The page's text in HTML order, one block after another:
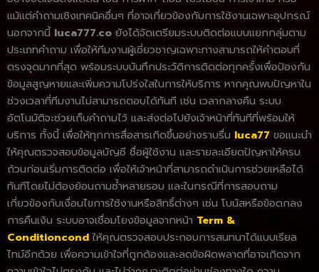
แม้แต่คำถามเชิงเทคนิคอื่นๆ ที่อาจเกี่ยวข้องกับการใช้งานเฉพาะอุปกรณ์
นอกจากนี้ luca777.co ยังได้จัดเตรียมระบบติดต่อแบบแยกกลุ่มตาม
ประเภทคำถาม เพื่อให้ทีมงานผู้เชี่ยวชาญเฉพาะทางสามารถให้คำตอบที่
ตรงจุดมากที่สุด พร้อมระบบบันทึกประวัติการติดต่อทุกครั้งเพื่อป้องกัน
ข้อมูลสูญหายและเพิ่มความโปร่งใสในการให้บริการ หากคุณพบปัญหาใน
ช่วงเวลาที่ทีมงานไม่สามารถตอบได้ทันที เช่น เวลากลางคืน ระบบ
อัตโนมัติจะช่วยเก็บคำถามไว้ และส่งต่อไปยังเจ้าหน้าที่ทันทีที่พร้อมให้
บริการ ทั้งนี้ เพื่อให้ทุกการสื่อสารเกิดขึ้นอย่างราบรื่น luca77 ขอแนะนำ
ให้คุณตรวจสอบข้อมูลบัญชี ชื่อผู้ใช้งาน และรายละเอียดปัญหาให้ครบ
ถ้วนก่อนเริ่มการติดต่อ เพื่อให้เจ้าหน้าที่สามารถดำเนินการช่วยเหลือได้
ทันทีโดยไม่ต้องย้อนถามซ้ำหลายรอบ และในกรณีที่การสอบถาม
เกี่ยวข้องกับเงื่อนไขการใช้งานหรือสิทธิ์ต่างๆ เช่น โบนัสหรือข้อตกลง
การคืนเงิน ระบบอาจเชื่อมโยงข้อมูลจากหน้า Term &
Conditioncondให้คุณตรวจสอบประกอบการสนทนาได้แบบเรียล
ไทม์อีกด้วย เพื่อความเข้าใจที่ถูกต้องและลดข้อผิดพลาดที่อาจเกิดจาก